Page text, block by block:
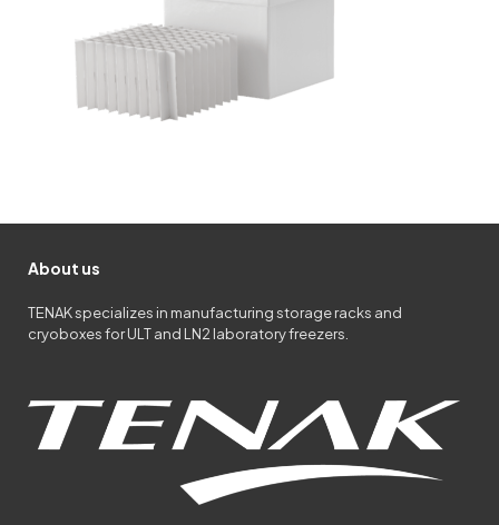
About us
TENAK specializes in manufacturing storage racks and
cryoboxes for ULT and LN2 laboratory freezers.